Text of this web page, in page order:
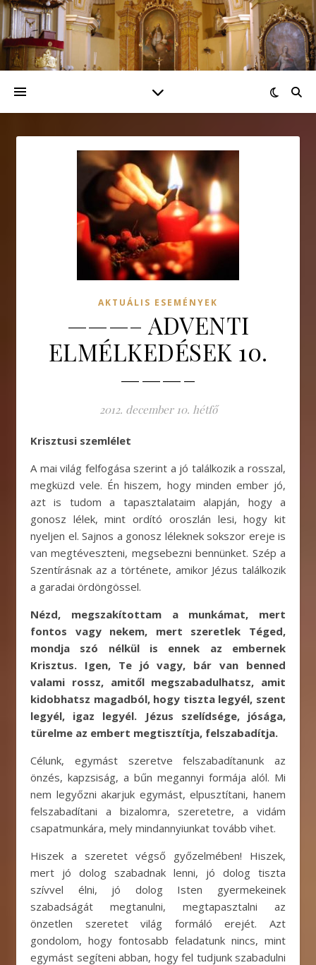
AKTUÁLIS ESEMÉNYEK
———– ADVENTI
ELMÉLKEDÉSEK 10.
———–
2012. december 10. hétfő
Krisztusi szemlélet
A mai világ felfogása szerint a jó találkozik a rosszal,
megküzd vele. Én hiszem, hogy minden ember jó,
azt is tudom a tapasztalataim alapján, hogy a
gonosz lélek, mint ordító oroszlán lesi, hogy kit
nyeljen el. Sajnos a gonosz léleknek sokszor ereje is
van megtéveszteni, megsebezni bennünket. Szép a
Szentírásnak az a története, amikor Jézus találkozik
a garadai ördöngössel.
Nézd, megszakítottam a munkámat, mert
fontos vagy nekem, mert szeretlek Téged,
mondja szó nélkül is ennek az embernek
Krisztus. Igen, Te jó vagy, bár van benned
valami rossz, amitől megszabadulhatsz, amit
kidobhatsz magadból, hogy tiszta legyél, szent
legyél, igaz legyél. Jézus szelídsége, jósága,
türelme az embert megtisztítja, felszabadítja.
Célunk, egymást szeretve felszabadítanunk az
önzés, kapzsiság, a bűn megannyi formája alól. Mi
nem legyőzni akarjuk egymást, elpusztítani, hanem
felszabadítani a bizalomra, szeretetre, a vidám
csapatmunkára, mely mindannyiunkat tovább vihet.
Hiszek a szeretet végső győzelmében! Hiszek,
mert jó dolog szabadnak lenni, jó dolog tiszta
szívvel élni, jó dolog Isten gyermekeinek
szabadságát megtanulni, megtapasztalni az
önzetlen szeretet világ formáló erejét. Azt
gondolom, hogy fontosabb feladatunk nincs, mint
egymást segíteni abban, hogy fel tudjunk szabadulni